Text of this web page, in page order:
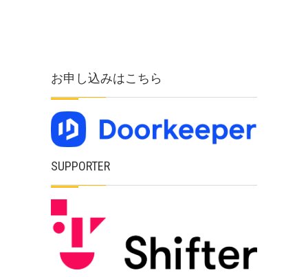
お申し込みはこちら
SUPPORTER